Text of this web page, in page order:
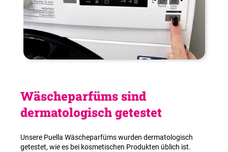
Möchten Sie mehr erfahren? Besuchen Sie unsere
Unterseite
Anleitungen.
Wäscheparfüms sind
dermatologisch getestet
Unsere Puella Wäscheparfüms wurden dermatologisch
getestet, wie es bei kosmetischen Produkten üblich ist.